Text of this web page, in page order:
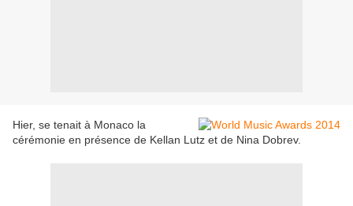
Hier, se tenait à Monaco la
cérémonie en présence de Kellan Lutz et de Nina Dobrev.